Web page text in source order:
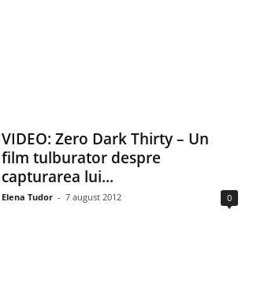
VIDEO: Zero Dark Thirty – Un
film tulburator despre
capturarea lui...
Elena Tudor - 7 august 2012 0